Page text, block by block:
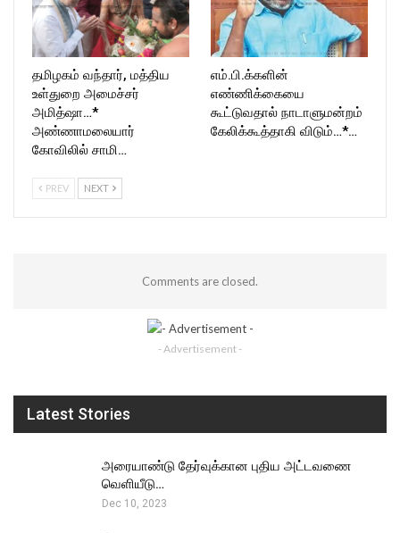
தமிழகம் வந்தார், மத்திய
உள்துறை அமைச்சர்
அமித்ஷா…*
அண்ணாமலையார்
கோவிலில் சாமி…
எம்.பி.க்களின்
எண்ணிக்கையை
கூட்டுவதால் நாடாளுமன்றம்
கேலிக்கூத்தாகி விடும்…*…
PREV NEXT
Comments are closed.
- Advertisement -
Latest Stories
அரையாண்டு தேர்வுக்கான புதிய அட்டவணை
வெளியீடு…
Dec 10, 2023